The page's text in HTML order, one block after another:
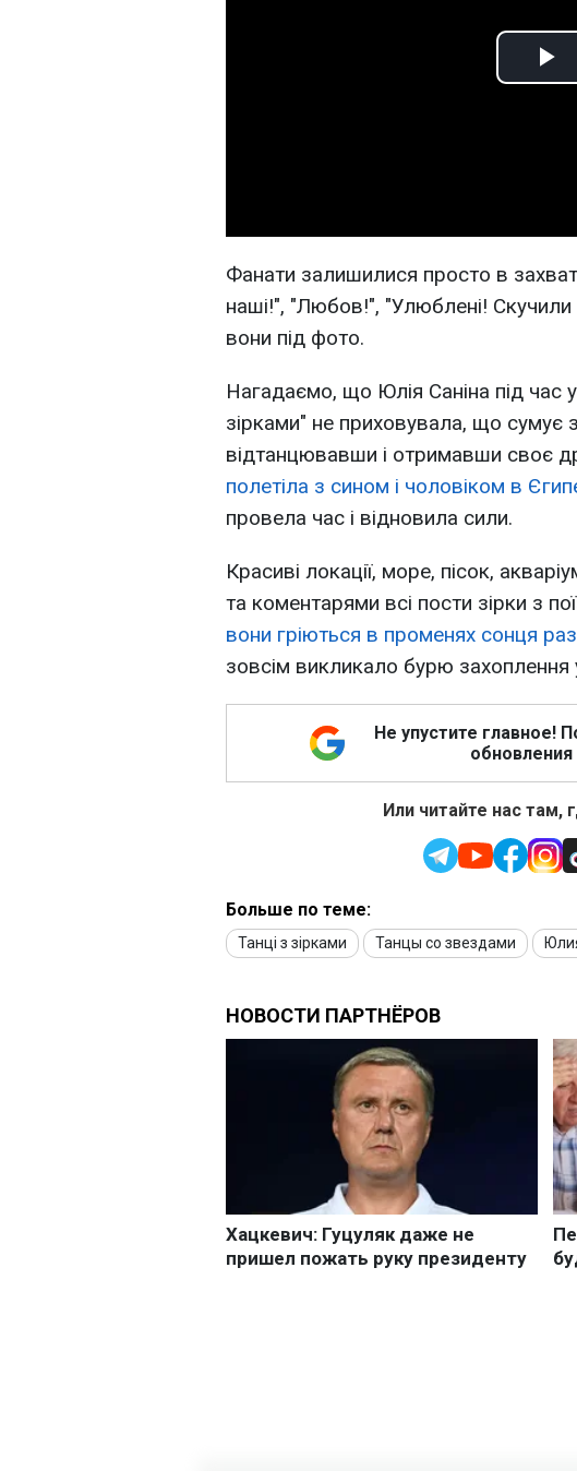
Фанати залишилися просто в
наші!", "Любов!", "Улюблені!
вони під фото.
Нагадаємо, що Юлія Саніна під час
зірками" не приховувала, що
відтанцювавши і отримавши своє
полетіла з сином і чоловіком в
провела час і відновила сили.
Красиві локації, море, пісок,
та коментарями всі пости зірки з
вони гріються в променях сонця
зовсім викликало бурю захоплення
Не упустите главное!
обновления
Или читайте нас там,
Больше по теме:
Танці з зірками Танцы со звездами